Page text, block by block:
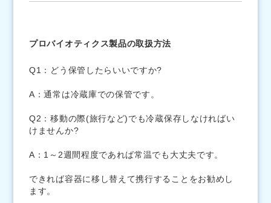
プロバイオティクス製品の取扱方法
Q1：どう保管したらいいですか?
A：通常は冷蔵庫での保管です。
Q2：移動の際(旅行など)でも冷蔵保存しなければい
けませんか?
A：1～2週間程度であれば常温でも大丈夫です。
できれば容器に移し替えて携行することをお勧めし
ます。